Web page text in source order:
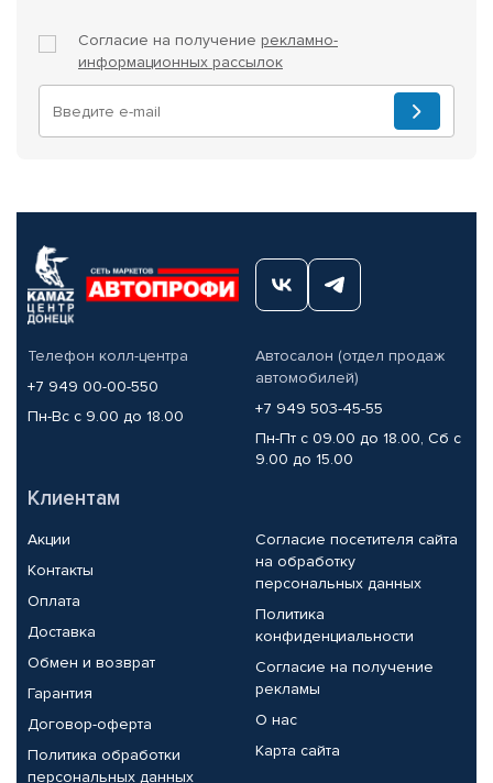
Согласие на получение рекламно-
информационных рассылок
Телефон колл-центра
+7 949 00-00-550
Пн-Вс с 9.00 до 18.00
Автосалон (отдел продаж
автомобилей)
+7 949 503-45-55
Пн-Пт с 09.00 до 18.00, Сб с
9.00 до 15.00
Клиентам
Акции
Контакты
Оплата
Доставка
Обмен и возврат
Гарантия
Договор-оферта
Политика обработки
персональных данных
Согласие посетителя сайта
на обработку
персональных данных
Политика
конфиденциальности
Согласие на получение
рекламы
О нас
Карта сайта